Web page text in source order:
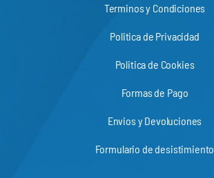
Terminos y Condiciones
Politica de Privacidad
Politica de Cookies
Formas de Pago
Envios y Devoluciones
Formulario de desistimiento